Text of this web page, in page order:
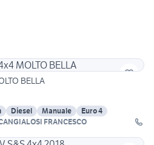
BELLA
Diesel Manuale
Euro 4
FRANCESCO